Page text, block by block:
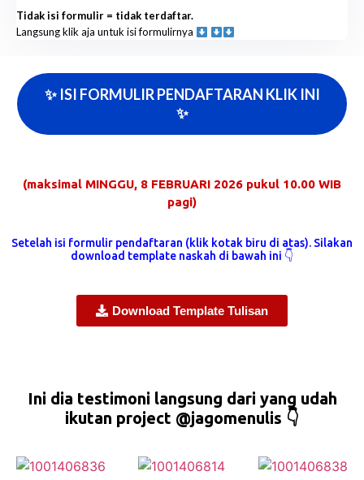
Tidak isi formulir = tidak terdaftar.
Langsung klik aja untuk isi formulirnya
✨ ISI FORMULIR PENDAFTARAN KLIK INI
✨
(maksimal MINGGU, 8 FEBRUARI 2026 pukul 10.00 WIB
pagi)
Setelah isi formulir pendaftaran (klik kotak biru di atas). Silakan
download template naskah di bawah ini 👇
Download Template Tulisan
Ini dia testimoni langsung dari yang udah
ikutan project @jagomenulis 👇